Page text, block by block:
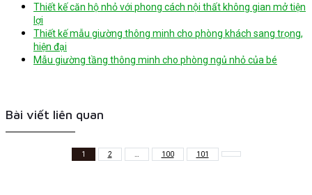
Thiết kế căn hộ nhỏ với phong cách nội thất không gian mở tiện
lợi
Thiết kế mẫu giường thông minh cho phòng khách sang trọng,
hiện đại
Mẫu giường tầng thông minh cho phòng ngủ nhỏ của bé
Bài viết liên quan
1 2 … 100 101